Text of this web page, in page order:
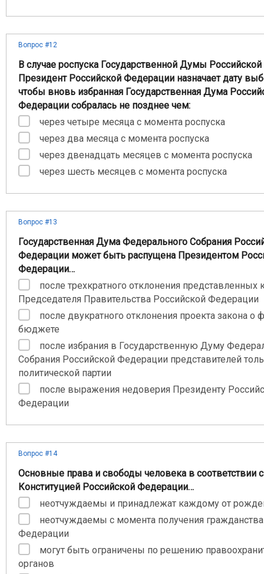
Вопрос #12
В случае роспуска Государственной Думы
Президент Российской Федерации назначает дату
чтобы вновь избранная Государственная Дума
Федерации собралась не позднее чем:
через четыре месяца с момента роспуска
через два месяца с момента роспуска
через двенадцать месяцев с момента роспуска
через шесть месяцев с момента роспуска
Вопрос #13
Государственная Дума Федерального Собрания
Федерации может быть распущена Президентом
Федерации…
после трехкратного отклонения представленных
Председателя Правительства Российской Федерации
после двукратного отклонения проекта закона о
бюджете
после избрания в Государственную Думу
Собрания Российской Федерации представителей
политической партии
после выражения недоверия Президенту
Федерации
Вопрос #14
Основные права и свободы человека в соответствии с
Конституцией Российской Федерации…
неотчуждаемы и принадлежат каждому от
неотчуждаемы с момента получения
Федерации
могут быть ограничены по решению
органов